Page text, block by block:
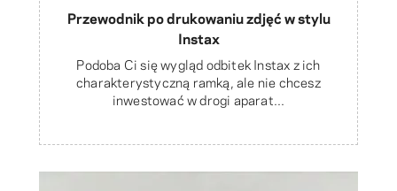
Przewodnik po drukowaniu zdjęć w stylu
Instax
Podoba Ci się wygląd odbitek Instax z ich
charakterystyczną ramką, ale nie chcesz
inwestować w drogi aparat...